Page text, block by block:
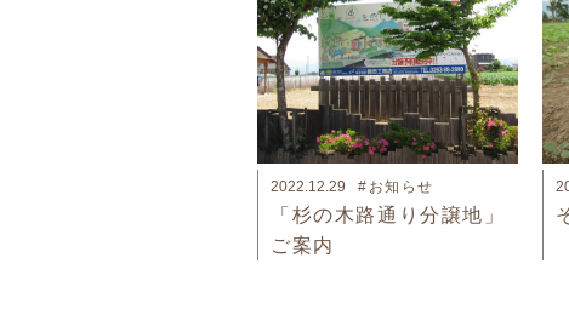
2022.12.29 #お知らせ
「杉の木路通り分譲地」
ご案内